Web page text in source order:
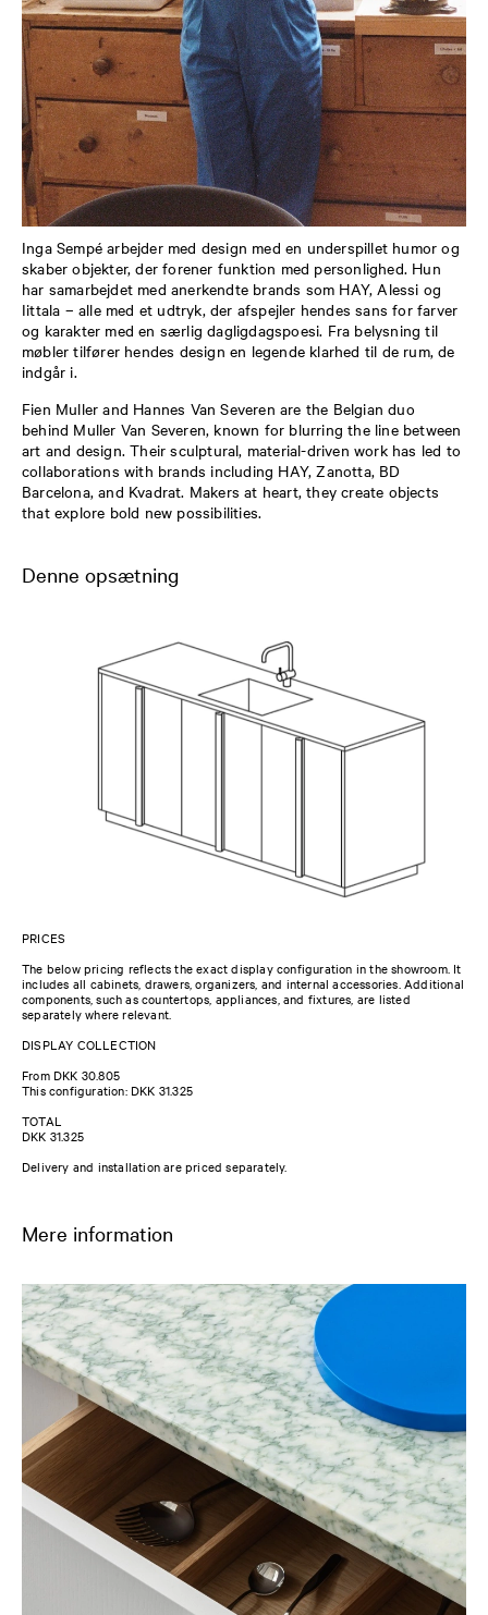
Inga Sempé arbejder med design med en underspillet humor og
skaber objekter, der forener funktion med personlighed. Hun
har samarbejdet med anerkendte brands som HAY, Alessi og
Iittala – alle med et udtryk, der afspejler hendes sans for farver
og karakter med en særlig dagligdagspoesi. Fra belysning til
møbler tilfører hendes design en legende klarhed til de rum, de
indgår i.
Fien Muller and Hannes Van Severen are the Belgian duo
behind Muller Van Severen, known for blurring the line between
art and design. Their sculptural, material-driven work has led to
collaborations with brands including HAY,Zanotta, BD
Barcelona, and Kvadrat. Makers at heart, they create objects
that explore bold new possibilities.
Denne opsætning
PRICES
The below pricing reflects the exact display configuration in the showroom. It
includes all cabinets, drawers, organizers, and internal accessories. Additional
components, such as countertops, appliances, and fixtures, are listed
separately where relevant.
DISPLAY COLLECTION
From DKK 30.805
This configuration: DKK 31.325
TOTAL
DKK 31.325
Delivery and installation are priced separately.
Mere information